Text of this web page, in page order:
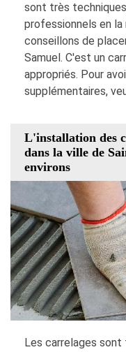
sont très
professionnels en la
conseillons de
Samuel. C'est un
appropriés. Pour
supplémentaires,
L'installation des
dans la ville de
environs
Les carrelages